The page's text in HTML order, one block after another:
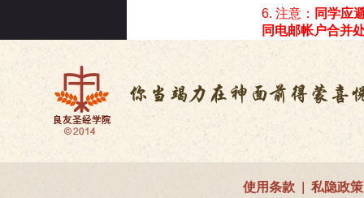
6. 注意： 同学应
同电邮帐户合并
使用条款| 私隐政策